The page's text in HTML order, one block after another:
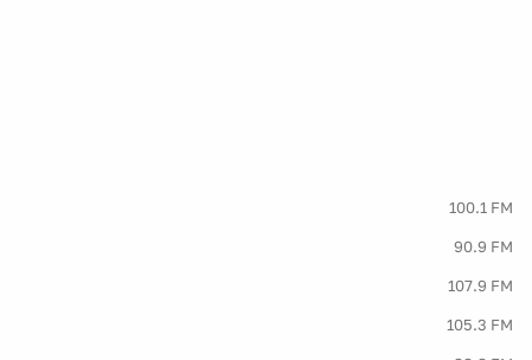
100.1 FM
90.9 FM
107.9 FM
105.3 FM